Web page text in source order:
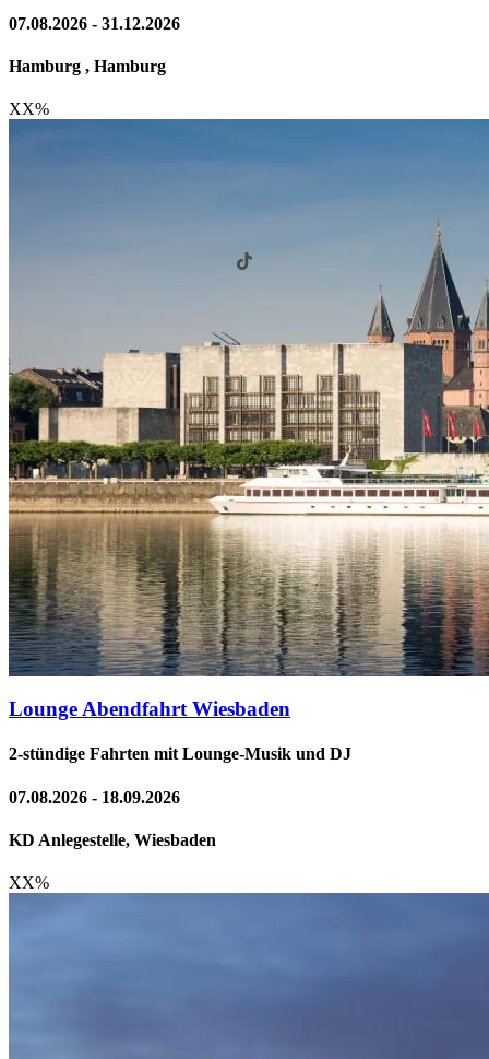
07.08.2026 - 31.12.2026
Hamburg , Hamburg
XX%
Lounge Abendfahrt Wiesbaden
2-stündige Fahrten mit Lounge-Musik und DJ
07.08.2026 - 18.09.2026
KD Anlegestelle, Wiesbaden
XX%